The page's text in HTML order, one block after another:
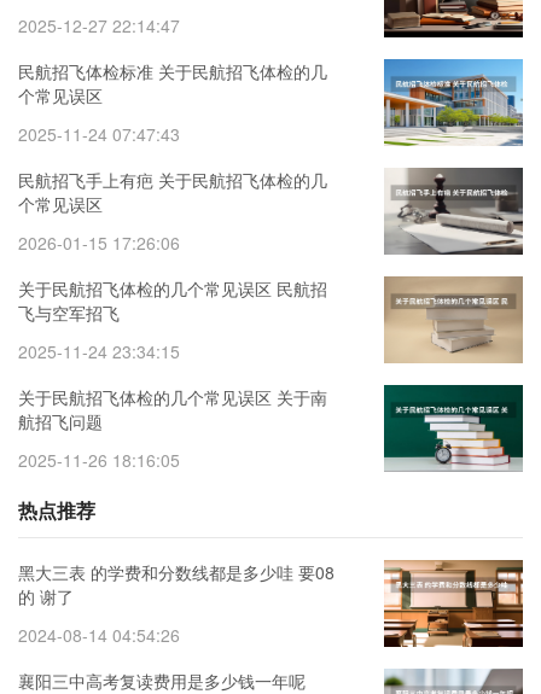
2025-12-27 22:14:47
民航招飞体检标准 关于民航招飞体检的几
个常见误区
2025-11-24 07:47:43
民航招飞手上有疤 关于民航招飞体检的几
个常见误区
2026-01-15 17:26:06
关于民航招飞体检的几个常见误区 民航招
飞与空军招飞
2025-11-24 23:34:15
关于民航招飞体检的几个常见误区 关于南
航招飞问题
2025-11-26 18:16:05
热点推荐
黑大三表 的学费和分数线都是多少哇 要08
的 谢了
2024-08-14 04:54:26
襄阳三中高考复读费用是多少钱一年呢